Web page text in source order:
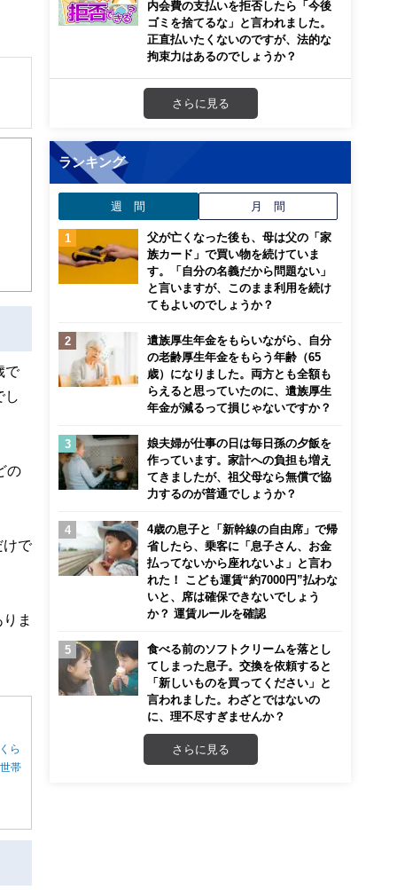
き
で
し
の
けで
ま
ら
帯
内会費の支払いを拒否したら「今後
ゴミを捨てるな」と言われました。
正直払いたくないのですが、法的な
拘束力はあるのでしょうか？
さらに見る
ランキング
週 間 月 間
父が亡くなった後も、母は父の「家
族カード」で買い物を続けていま
す。「自分の名義だから問題ない」
と言いますが、このまま利用を続け
てもよいのでしょうか？
遺族厚生年金をもらいながら、自分
の老齢厚生年金をもらう年齢（65
歳）になりました。両方とも全額も
らえると思っていたのに、遺族厚生
年金が減るって損じゃないですか？
娘夫婦が仕事の日は毎日孫の夕飯を
作っています。家計への負担も増え
てきましたが、祖父母なら無償で協
力するのが普通でしょうか？
4歳の息子と「新幹線の自由席」で帰
省したら、乗客に「息子さん、お金
払ってないから座れないよ」と言わ
れた！ こども運賃“約7000円”払わな
いと、席は確保できないでしょう
か？ 運賃ルールを確認
食べる前のソフトクリームを落とし
てしまった息子。交換を依頼すると
「新しいものを買ってください」と
言われました。わざとではないの
に、理不尽すぎませんか？
さらに見る